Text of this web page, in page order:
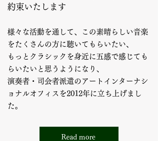
約束いたします
様々な活動を通して、この素晴らしい音楽
をたくさんの方に聴いてもらいたい、
もっとクラシックを身近に五感で感じても
らいたいと思うようになり、
演奏者・司会者派遣のアートインターナシ
ョナルオフィスを2012年に立ち上げまし
た。
Read more